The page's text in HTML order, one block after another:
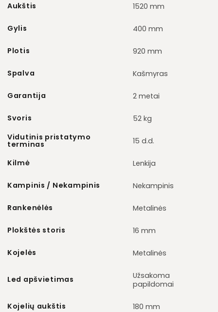
Aukštis 1520 mm
Gylis 400 mm
Plotis 920 mm
Spalva Kašmyras
Garantija 2 metai
Svoris
52 kg
Vidutinis pristatymo
terminas 15 d.d.
Kilmė Lenkija
Kampinis / Nekampinis Nekampinis
Rankenėlės Metalinės
Plokštės storis 16 mm
Kojelės Metalinės
Led apšvietimas
Užsakoma
papildomai
Kojelių aukštis 180 mm